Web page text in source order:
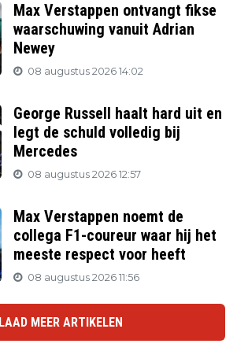
Max Verstappen ontvangt fikse
waarschuwing vanuit Adrian
Newey
08 augustus 2026 14:02
George Russell haalt hard uit en
legt de schuld volledig bij
Mercedes
08 augustus 2026 12:57
Max Verstappen noemt de
collega F1-coureur waar hij het
meeste respect voor heeft
08 augustus 2026 11:56
LAAD MEER ARTIKELEN